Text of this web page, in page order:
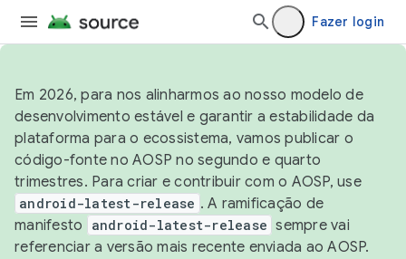
Fazer login
Em 2026, para nos alinharmos ao nosso modelo de
desenvolvimento estável e garantir a estabilidade da
plataforma para o ecossistema, vamos publicar o
código-fonte no AOSP no segundo e quarto
trimestres. Para criar e contribuir com o AOSP, use
android-latest-release . A ramificação de
manifesto
android-latest-release sempre vai
referenciar a versão mais recente enviada ao AOSP.